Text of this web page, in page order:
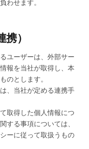
わせます。
）
ユーザーは、外部サー
報を当社が取得し、本
のとします。
、当社が定める連携手
取得した個人情報につ
する事項については、
ーに従って取扱うもの